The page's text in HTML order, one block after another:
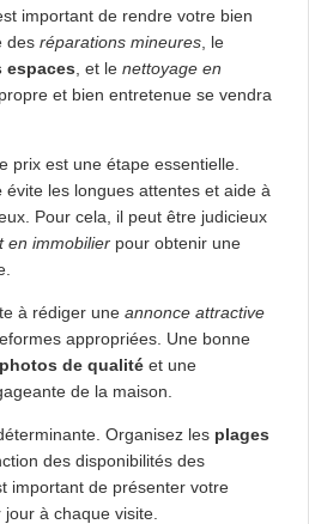
important de rendre votre bien
des réparations mineures , le
espaces , et le nettoyage en
et bien entretenue se vendra
prix est une étape essentielle.
évite les longues attentes et aide à
Pour cela, il peut être judicieux
en immobilier pour obtenir une
à rédiger une annonce attractive
appropriées. Une bonne
photos de qualité et une
de la maison.
Organisez les plages
des disponibilités des
important de présenter votre
à chaque visite.